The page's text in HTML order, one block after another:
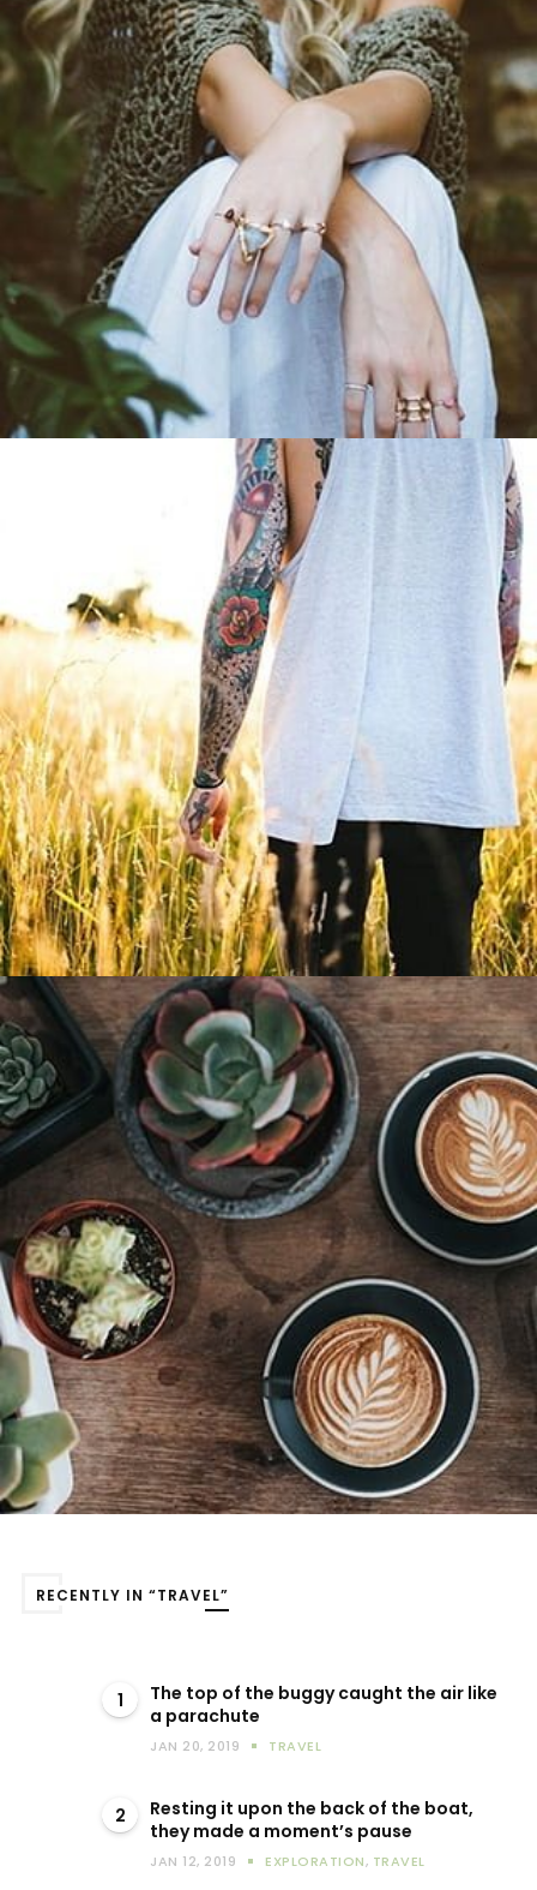
RECENTLY IN “TRAVEL”
1
The top of the buggy caught the air like
a parachute
JAN 20, 2019 TRAVEL
2
Resting it upon the back of the boat,
they made a moment’s pause
JAN 12, 2019 EXPLORATION, TRAVEL